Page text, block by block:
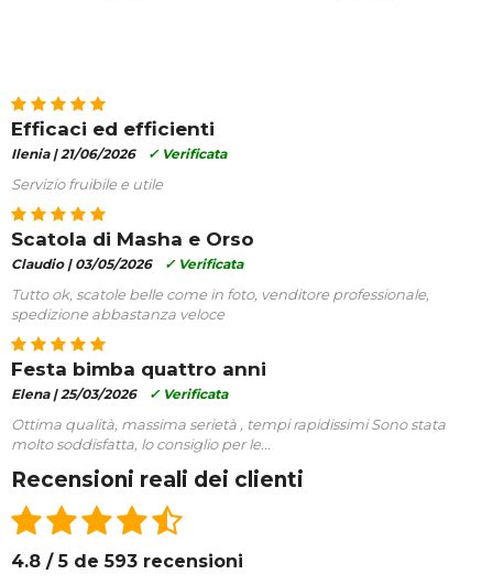
Efficaci ed efficienti
Ilenia |21/06/2026 ✓ Verificata
Servizio fruibile e utile
Scatola di Masha e Orso
Claudio | 03/05/2026 ✓ Verificata
Tutto ok, scatole belle come in foto, venditore professionale,
spedizione abbastanza veloce
Festa bimba quattro anni
Elena |25/03/2026 ✓ Verificata
Ottima qualità, massima serietà , tempi rapidissimi Sono stata
molto soddisfatta, lo consiglio per le...
Recensioni reali dei clienti
4.8 / 5 de 593 recensioni